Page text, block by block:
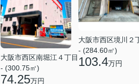
大阪市西区南堀江４丁目
- (300.75㎡)
74.25万円
大阪市西区境川２
- (284.60㎡)
103.4万円